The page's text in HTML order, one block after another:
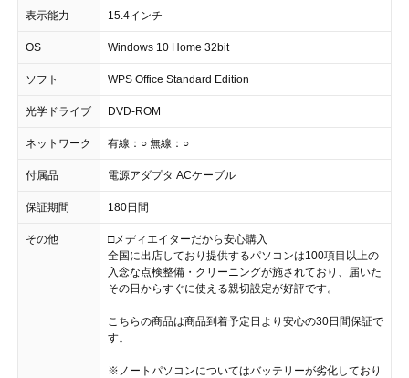
表示能力 15.4インチ
OS Windows 10 Home 32bit
ソフト WPS Office Standard Edition
光学ドライブ DVD-ROM
ネットワーク 有線：○ 無線：○
付属品 電源アダプタ ACケーブル
保証期間 180日間
その他
□メディエイターだから安心購入
全国に出店しており提供するパソコンは100項目以上の
入念な点検整備・クリーニングが施されており、届いた
その日からすぐに使える親切設定が好評です。
こちらの商品は商品到着予定日より安心の30日間保証で
す。
※ノートパソコンについてはバッテリーが劣化しており